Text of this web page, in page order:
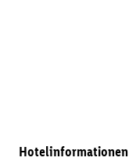
Hotelinformationen